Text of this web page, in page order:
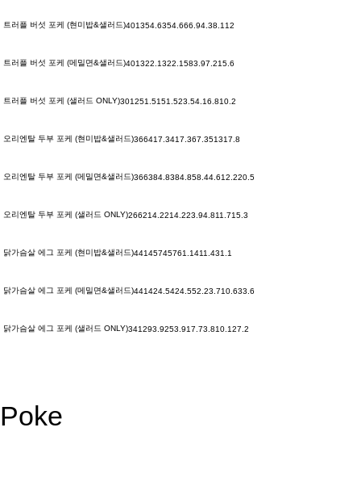
트러플 버섯 포케 (현미밥&샐러드)401354.6354.666.94.38.1 12
트러플 버섯 포케 (메밀면&샐러드)401322.1322.1583.97.215.6
트러플 버섯 포케 (샐러드 ONLY)301251.5151.523.54.16.810.2
오리엔탈 두부 포케 (현미밥&샐러드)366417.3417.367.351317.8
오리엔탈 두부 포케 (메밀면&샐러드)366384.8384.858.44.612.220.5
오리엔탈 두부 포케 (샐러드 ONLY)266214.2214.223.94.811.715.3
닭가슴살 에그 포케 (현미밥&샐러드)44145745761.1411.431.1
닭가슴살 에그 포케 (메밀면&샐러드)441424.5424.552.23.710.633.6
닭가슴살 에그 포케 (샐러드 ONLY)341293.9253.917.73.810.127.2
Poke